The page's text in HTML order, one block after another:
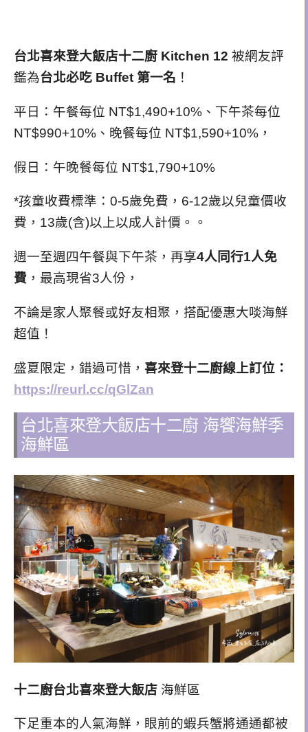
台北喜來登大飯店十二廚 Kitchen 12 被網友評
鑑為台北必吃 Buffet 第一名 ！
平日：午餐每位 NT$1,490+10%、下午茶每位
NT$990+10%、晚餐每位 NT$1,590+10%，
假日：午晚餐每位 NT$1,790+10%
*孩童收費標準：0-5歲免費，6-12歲以兒童價收
費，13歲(含)以上以成人計價。。
週一至週四午餐與下午茶，再享4人同行1人免
費 ，最高現省3人份，
不論是家人聚餐或好友相聚，搭配優惠大啖海鮮
超值！
盛夏限定，錯過可惜， 喜來登十二廚線上訂位：
https://reurl.cc/qGlZan
台北喜來登大飯店十二廚 海饗海鮮季
海鮮區
十二廚台北喜來登大飯店 海鮮區
下足重本的人氣海鮮，眼前的蝦兵蟹將通通都被